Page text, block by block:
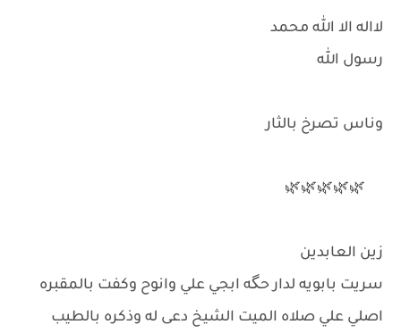
لااله الا الله محمد
رسول الله
وناس تصرخ بالثار
🌿🌿🌿🌿🌿
زين العابدين
سريت بابويه لدار حگه ابجي علي وانوح وكفت بالمقبره
اصلي علي صلاه الميت الشيخ دعى له وذكره بالطيب